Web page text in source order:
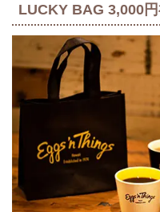
LUCKY BAG 3,000